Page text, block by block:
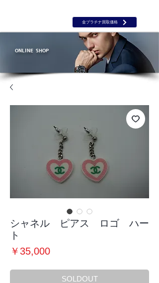
金プラチナ買取価格
ONLINE SHOP
シャネル ピアス ロゴ ハー
ト
￥35,000価
SOLDOUT